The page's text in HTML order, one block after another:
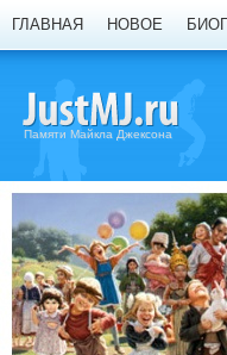
ГЛАВНАЯ НОВОЕ
Памяти Майкла Джексона